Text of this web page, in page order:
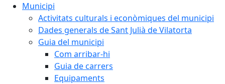
Municipi
Activitats culturals i econòmiques del municipi
Dades generals de Sant Julià de Vilatorta
Guia del municipi
Com arribar-hi
Guia de carrers
Equipaments